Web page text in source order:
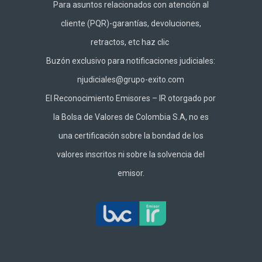
Para asuntos relacionados con atención al
cliente (PQR)-garantías, devoluciones,
retractos, etc hazclic
Buzón exclusivo para notificaciones judiciales:
njudiciales@grupo-exito.com
El Reconocimiento Emisores – IR otorgado por
la Bolsa de Valores de Colombia S.A, no es
una certificación sobre la bondad de los
valores inscritos ni sobre la solvencia del
emisor.